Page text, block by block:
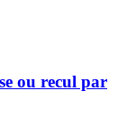
ou recul par